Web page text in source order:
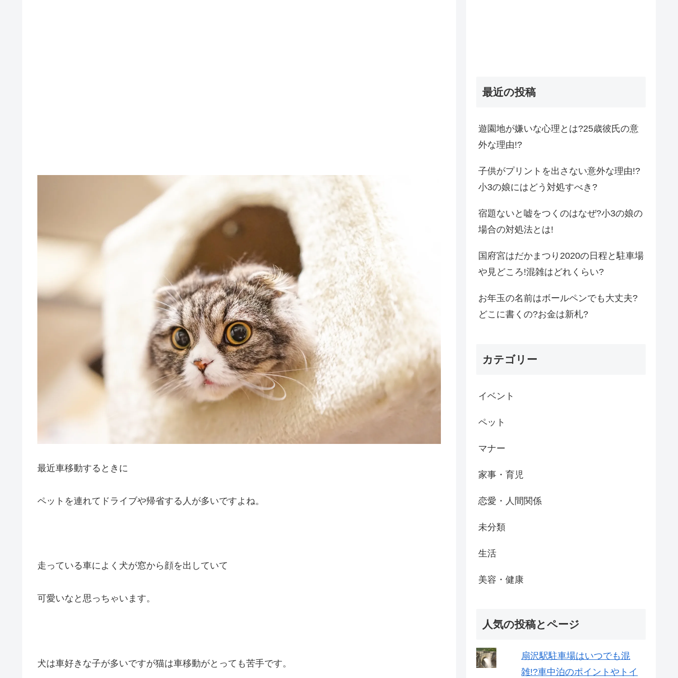
最近車移動するときに
ペットを連れてドライブや帰省する人が多いですよね。
走っている車によく犬が窓から顔を出していて
可愛いなと思っちゃいます。
犬は車好きな子が多いですが猫は車移動がとっても苦手です。
最近の投稿
遊園地が嫌いな心理とは?25歳彼氏の意
外な理由!?
子供がプリントを出さない意外な理由!?
小3の娘にはどう対処すべき?
宿題ないと嘘をつくのはなぜ?小3の娘の
場合の対処法とは!
国府宮はだかまつり2020の日程と駐車場
や見どころ!混雑はどれくらい?
お年玉の名前はボールペンでも大丈夫?
どこに書くの?お金は新札?
カテゴリー
イベント
ペット
マナー
家事・育児
恋愛・人間関係
未分類
生活
美容・健康
人気の投稿とページ
扇沢駅駐車場はいつでも混
雑!?車中泊のポイントやトイ